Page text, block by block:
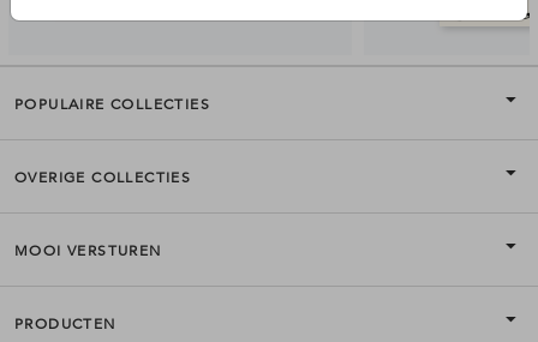
POPULAIRE COLLECTIES
OVERIGE COLLECTIES
MOOI VERSTUREN
PRODUCTEN